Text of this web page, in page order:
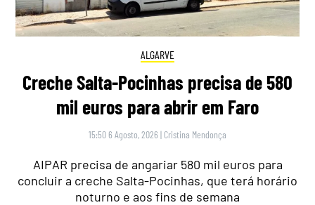
ALGARVE
Creche Salta-Pocinhas precisa de 580
mil euros para abrir em Faro
15:50 6 Agosto, 2026 | Cristina Mendonça
AIPAR precisa de angariar 580 mil euros para
concluir a creche Salta-Pocinhas, que terá horário
noturno e aos fins de semana